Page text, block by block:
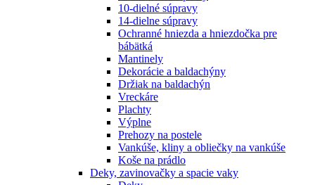
10-dielné súpravy
14-dielne súpravy
Ochranné hniezda a hniezdočka pre
bábätká
Mantinely
Dekorácie a baldachýny
Držiak na baldachýn
Vreckáre
Plachty
Výplne
Prehozy na postele
Vankúše, kliny a obliečky na vankúše
Koše na prádlo
Deky, zavinovačky a spacie vaky